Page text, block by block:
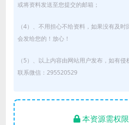
或将资料发送至您提交的邮箱；
（4）、不用担心不给资料，如果没有及
会发给您的！放心！
（5）、以上内容由网站用户发布，如有侵
联系微信：295520529
本资源需权